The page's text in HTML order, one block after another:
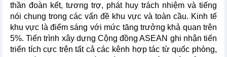
thần đoàn kết, tương trợ, phát huy trách nhiệm và tiếng
nói chung trong các vấn đề khu vực và toàn cầu. Kinh tế
khu vực là điểm sáng với mức tăng trưởng khả quan trên
5%. Tiến trình xây dựng Cộng đồng ASEAN ghi nhận tiến
triển tích cực trên tất cả các kênh hợp tác từ quốc phòng,